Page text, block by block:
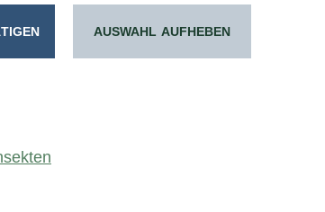
AUSWAHL AUFHEBEN